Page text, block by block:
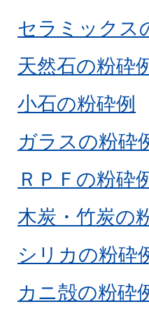
セラミックス
天然石の粉砕
小石の粉砕例
ガラスの粉砕
ＲＰＦの粉砕
木炭・竹炭の
シリカの粉砕
カニ殻の粉砕